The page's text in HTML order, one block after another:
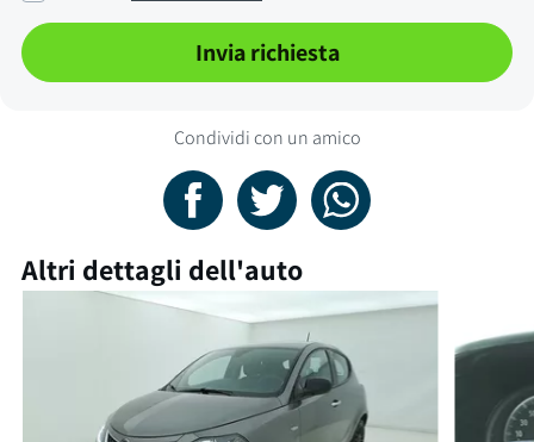
Invia richiesta
Condividi con un amico
Altri dettagli dell'auto